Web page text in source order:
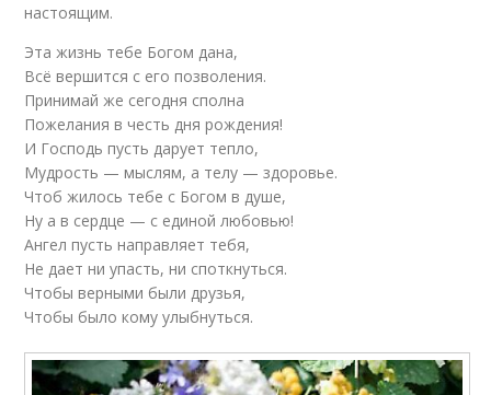
настоящим.
Эта жизнь тебе Богом дана,
Всё вершится с его позволения.
Принимай же сегодня сполна
Пожелания в честь дня рождения!
И Господь пусть дарует тепло,
Мудрость — мыслям, а телу — здоровье.
Чтоб жилось тебе с Богом в душе,
Ну а в сердце — с единой любовью!
Ангел пусть направляет тебя,
Не дает ни упасть, ни споткнуться.
Чтобы верными были друзья,
Чтобы было кому улыбнуться.